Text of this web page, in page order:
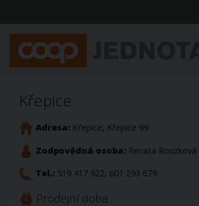
Křepice
Adresa: Křepice, Křepice 99
Zodpovědná osoba: Renata Rouzková
Tel.: 519 417 922, 601 293 679
Prodejní doba